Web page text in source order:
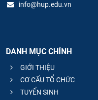
info@hup.edu.vn
DANH MỤC CHÍNH
GIỚI THIỆU
CƠ CẤU TỔ CHỨC
TUYỂN SINH